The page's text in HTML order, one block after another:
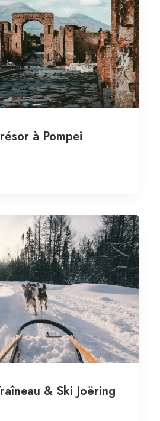
à Pompei
& Ski Joëring